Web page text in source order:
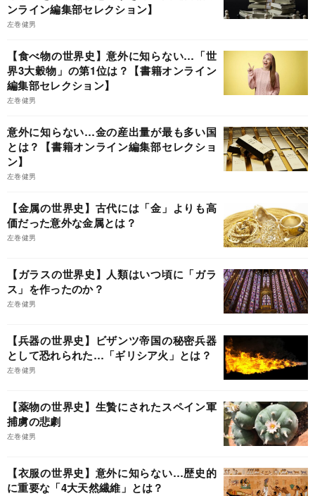
ンライン編集部セレクション】
左巻健男
【食べ物の世界史】意外に知らない…「世
界3大穀物」の第1位は？【書籍オンライン
編集部セレクション】
左巻健男
意外に知らない…金の産出量が最も多い国
とは？【書籍オンライン編集部セレクショ
ン】
左巻健男
【金属の世界史】古代には「金」よりも高
価だった意外な金属とは？
左巻健男
【ガラスの世界史】人類はいつ頃に「ガラ
ス」を作ったのか？
左巻健男
【兵器の世界史】ビザンツ帝国の秘密兵器
として恐れられた…「ギリシア火」とは？
左巻健男
【薬物の世界史】生贄にされたスペイン軍
捕虜の悲劇
左巻健男
【衣服の世界史】意外に知らない…歴史的
に重要な「4大天然繊維」とは？